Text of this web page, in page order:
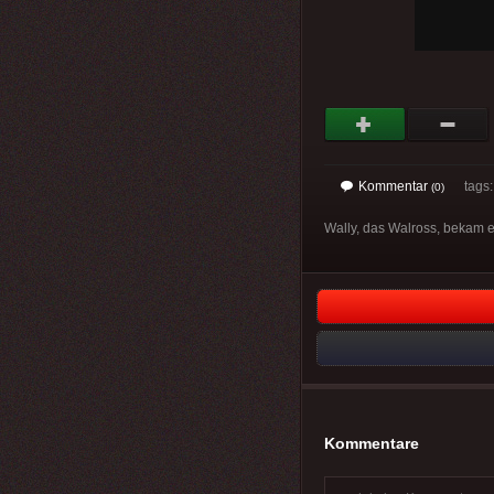
Kommentar (0)
Wally, das Walross, bekam
Kommentare